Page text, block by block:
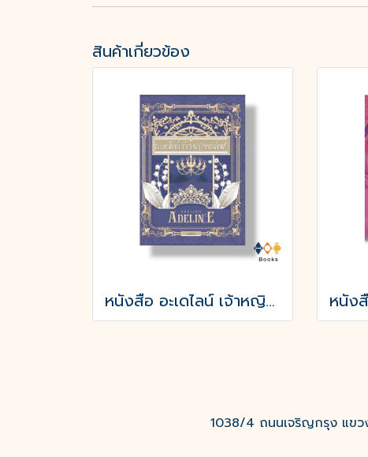
สินค้าเกี่ยวข้อง
หนังสือ อะเดไลน์ เจ้าหญิงเอลฟ์
1038/4 ถนนเจริญกรุง แขว